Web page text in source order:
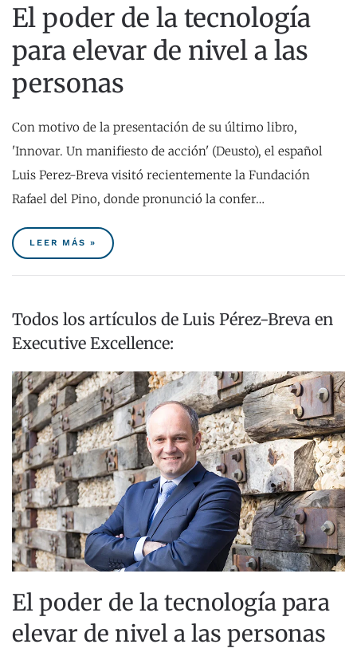
El poder de la tecnología
para elevar de nivel a las
personas
Con motivo de la presentación de su último libro,
'Innovar. Un manifiesto de acción' (Deusto), el español
Luis Perez-Breva visitó recientemente la Fundación
Rafael del Pino, donde pronunció la confer…
LEER MÁS »
Todos los artículos de Luis Pérez-Breva en
Executive Excellence:
El poder de la tecnología para
elevar de nivel a las personas